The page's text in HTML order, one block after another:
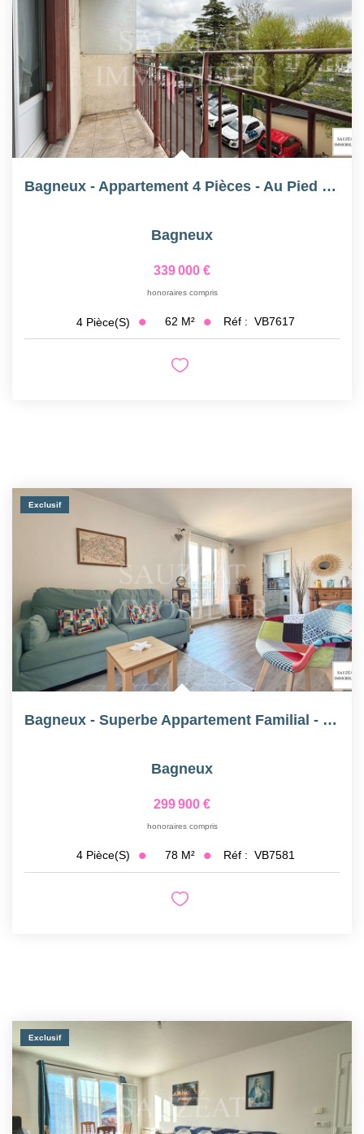
Bagneux - Appartement 4 Pièces - Au Pied Du Métro 4 Et 15
Bagneux
339 000 €
honoraires compris
4 Pièce(s) 62 M² Réf : VB7617
Exclusif
Bagneux - Superbe Appartement Familial - Centre-Ville
Bagneux
299 900 €
honoraires compris
4 Pièce(s) 78 M² Réf : VB7581
Exclusif